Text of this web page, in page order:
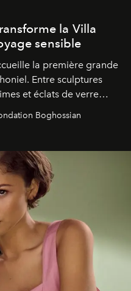
la Villa
sensible
la première grande
Entre sculptures
et éclats de verre
un itinéraire
le souvenir
Boghossian